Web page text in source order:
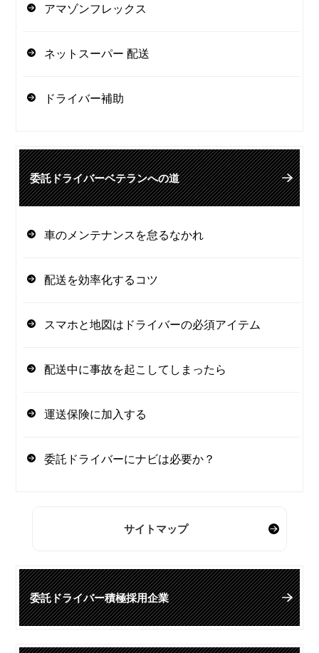
アマゾンフレックス
ネットスーパー 配送
ドライバー補助
委託ドライバーベテランへの道
車のメンテナンスを怠るなかれ
配送を効率化するコツ
スマホと地図はドライバーの必須アイテム
配送中に事故を起こしてしまったら
運送保険に加入する
委託ドライバーにナビは必要か？
サイトマップ
委託ドライバー積極採用企業